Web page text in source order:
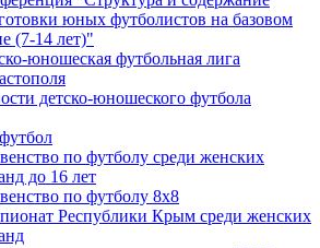
юных футболистов на базовом
(7-14 лет)"
юношеская футбольная лига
детско-юношеского футбола
по футболу среди женских
до 16 лет
по футболу 8х8
Республики Крым среди женских